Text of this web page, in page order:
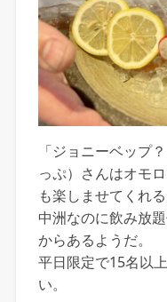
「ジョニーベップ
っぷ）さんはオモ
も楽しませてくれる
中洲なのに飲み放
からあるようだ。
平日限定で15名以
い。